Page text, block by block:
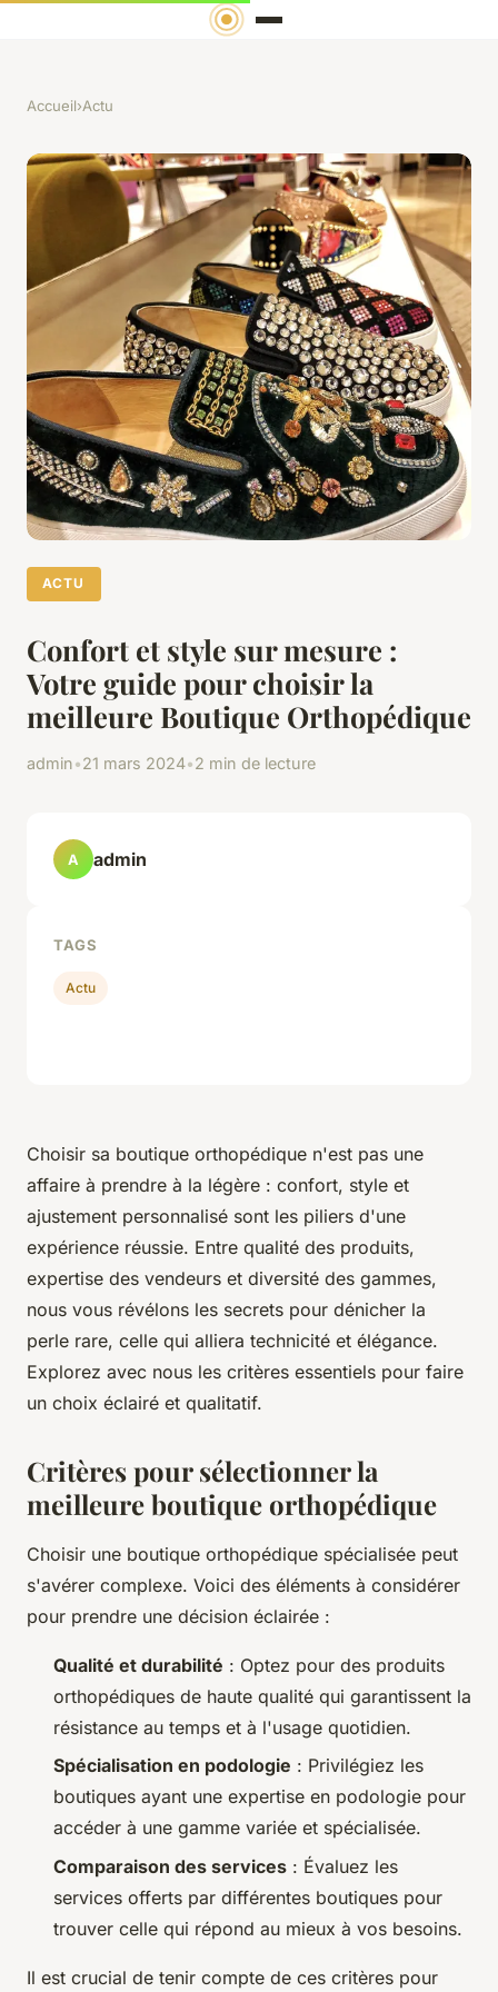
Accueil›Actu
ACTU
Confort et style sur mesure :
Votre guide pour choisir la
meilleure Boutique Orthopédique
admin•21 mars 2024•2 min de lecture
Choisir sa boutique orthopédique n'est pas une
affaire à prendre à la légère : confort, style et
ajustement personnalisé sont les piliers d'une
expérience réussie. Entre qualité des produits,
expertise des vendeurs et diversité des gammes,
nous vous révélons les secrets pour dénicher la
perle rare, celle qui alliera technicité et élégance.
Explorez avec nous les critères essentiels pour faire
un choix éclairé et qualitatif.
Critères pour sélectionner la
meilleure boutique orthopédique
Choisir une boutique orthopédique spécialisée peut
s'avérer complexe. Voici des éléments à considérer
pour prendre une décision éclairée :
Qualité et durabilité : Optez pour des produits
orthopédiques de haute qualité qui garantissent la
résistance au temps et à l'usage quotidien.
Spécialisation en podologie : Privilégiez les
boutiques ayant une expertise en podologie pour
accéder à une gamme variée et spécialisée.
Comparaison des services : Évaluez les
services offerts par différentes boutiques pour
trouver celle qui répond au mieux à vos besoins.
Il est crucial de tenir compte de ces critères pour
A admin
TAGS
Actu